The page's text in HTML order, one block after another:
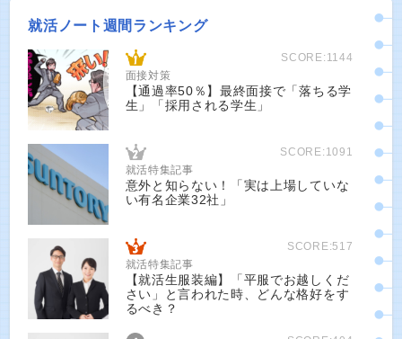
就活ノート週間ランキング
SCORE:1144
面接対策
【通過率50％】最終面接で「落ちる学
生」「採用される学生」
SCORE:1091
就活特集記事
意外と知らない！「実は上場していな
い有名企業32社」
SCORE:517
就活特集記事
【就活生服装編】「平服でお越しくだ
さい」と言われた時、どんな格好をす
るべき？